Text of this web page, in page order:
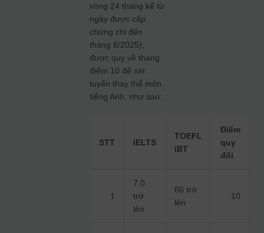
vòng 24 tháng kể từ
ngày được cấp
chứng chỉ đến
tháng 8/2025),
được quy về thang
điểm 10 để xét
tuyển thay thế môn
tiếng Anh, như sau:
STT IELTS
TOEFL
iBT
Điểm
quy
đổi
1
7.0
trở
lên
86 trở
lên
10